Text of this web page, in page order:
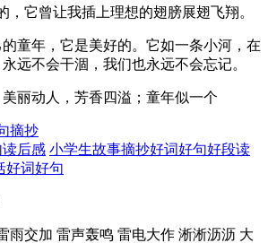
，它曾让我插上理想的翅膀展翅飞翔。
童年，它是美好的。它如一条小河，在
远不会干涸，我们也永远不会忘记。
丽动人，芳香四溢；童年似一个
摘抄
后感 小学生故事摘抄好词好句好段读
好词好句
雨交加 雷声轰鸣 雷电大作 淅淅沥沥 大